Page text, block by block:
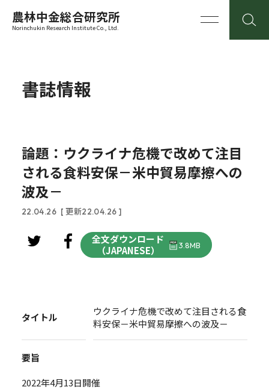
農林中金総合研究所
Norinchukin Research Institute Co., Ltd.
書誌情報
論題：ウクライナ危機で改めて注目
される食料安保－米中貿易摩擦への
波及－
22.04.26 [ 更新22.04.26 ]
全文ダウンロード
（JAPANESE）
3.8MB
タイトル
ウクライナ危機で改めて注目される食
料安保－米中貿易摩擦への波及－
要旨
2022年4月13日開催